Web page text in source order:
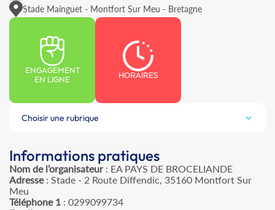
Stade Mainguet - Montfort Sur Meu - Bretagne
ENGAGEMENT
EN LIGNE
HORAIRES
Choisir une rubrique
Informations pratiques
Nom de l’organisateur: EA PAYS DE BROCELIANDE
Adresse: Stade - 2 Route Diffendic, 35160 Montfort Sur
Meu
Téléphone 1 : 0299099734